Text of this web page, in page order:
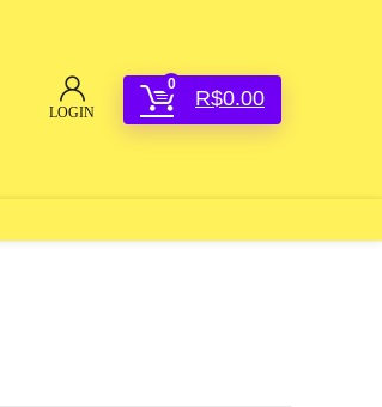
LOGIN
0
R$0.00